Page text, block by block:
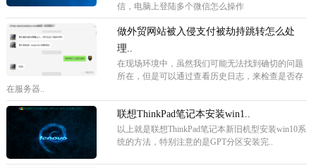
信，电脑上登陆多个微信怎么操作
做外贸网站被入侵支付被劫持跳转怎么处
理..
在现场环境中，虽然我们可能无法找到确切的问题
所在，但是可以通过查看历史日志，来检查是否存
在服务器..
联想ThinkPad笔记本安装win1..
以上就是联想ThinkPad笔记本新旧机型安装win10系
统的方法，特别注意的是GPT分区安装完..